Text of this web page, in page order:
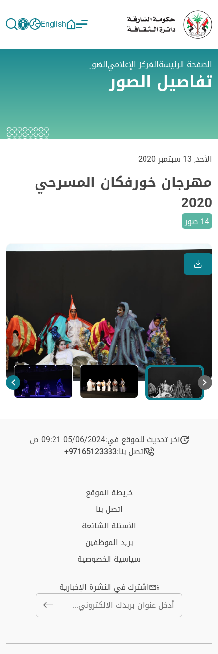
English
الصفحة الرئيسةالمركز الإعلاميالصور
تفاصيل الصور
الأحد, 13 سبتمبر 2020
مهرجان خورفكان المسرحي
2020
14 صور
آخر تحديث للموقع في:05/06/2024 09:21 ص
اتصل بنا:+97165123333​
خريطة الموقع
اتصل بنا
الأسئلة الشائعة
بريد الموظفين
سياسية الخصوصية
اشترك في النشرة الإخبارية